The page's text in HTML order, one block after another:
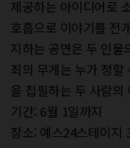
제공하는 아이디어로
호흡으로 이야기를 전
지하는 공연은 두 인물
죄의 무게는 누가 정할
을 집필하는 두 사람의
기간: 6월 1일까지
장소: 예스24스테이지